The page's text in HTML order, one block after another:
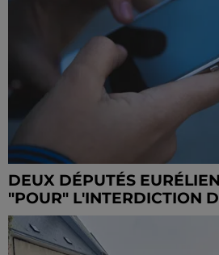
DEUX DÉPUTÉS
"POUR" L'INTERDICTION